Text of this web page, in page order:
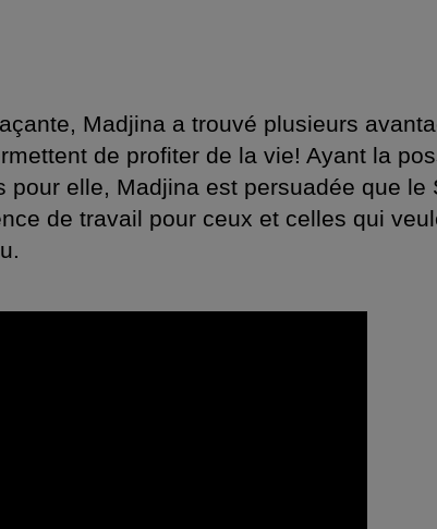
Madjina a trouvé plusieurs
de profiter de la vie! Ayant la
pour elle, Madjina est persuadée que le
de travail pour ceux et celles qui